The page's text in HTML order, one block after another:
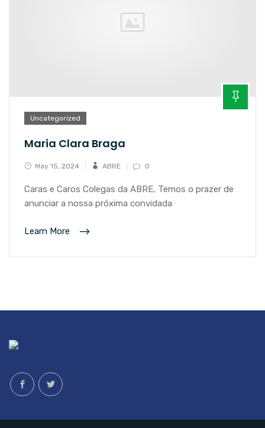
Uncategorized
Maria Clara Braga
May 15, 2024 ABRE 0
Caras e Caros Colegas da ABRE, Temos o prazer de
anunciar a nossa próxima convidada
Learn More